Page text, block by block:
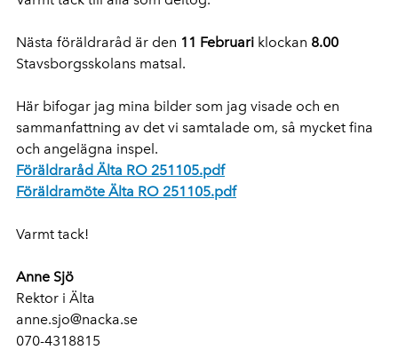
Nästa föräldraråd är den 11 Februari klockan 8.00
Stavsborgsskolans matsal.
Här bifogar jag mina bilder som jag visade och en
sammanfattning av det vi samtalade om, så mycket fina
och angelägna inspel.
Föräldraråd Älta RO 251105.pdf
Föräldramöte Älta RO 251105.pdf
Varmt tack!
Anne Sjö
Rektor i Älta
anne.sjo@nacka.se
070-4318815